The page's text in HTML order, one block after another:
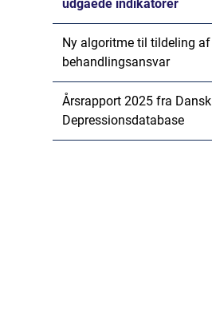
udgåede indikatorer
Ny algoritme til tildeling af
behandlingsansvar
Årsrapport 2025 fra Dansk
Depressionsdatabase